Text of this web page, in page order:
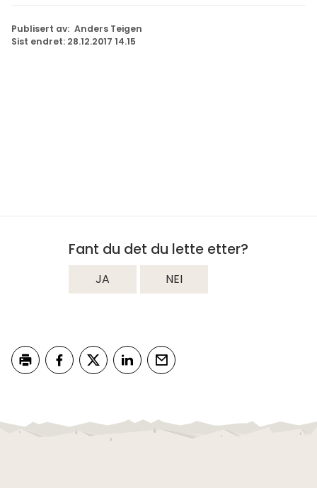
Publisert av Anders Teigen
Sist endret 28.12.2017 14.15
Fant du det du lette etter?
JA NEI